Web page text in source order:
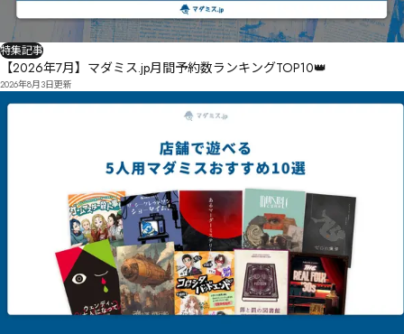
特集記事
【2026年7月】マダミス.jp月間予約数ランキングTOP10👑
2026年8月3日更新